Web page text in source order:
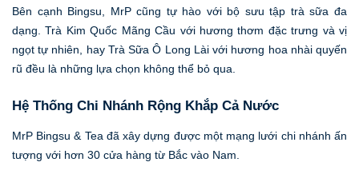
Bên cạnh Bingsu, MrP cũng tự hào với bộ sưu tập trà sữa đa
dạng. Trà Kim Quốc Mãng Cầu với hương thơm đặc trưng và vị
ngọt tự nhiên, hay Trà Sữa Ô Long Lài với hương hoa nhài quyến
rũ đều là những lựa chọn không thể bỏ qua.
Hệ Thống Chi Nhánh Rộng Khắp Cả Nước
MrP Bingsu & Tea đã xây dựng được một mạng lưới chi nhánh ấn
tượng với hơn 30 cửa hàng từ Bắc vào Nam.